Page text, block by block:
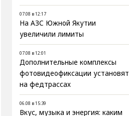
07.08 в 12:17
На АЗС Южной Якутии
увеличили лимиты
07.08 в 12:01
Дополнительные комплексы
фотовидеофиксации установят
на федтрассах
06.08 в 15:39
Вкус, музыка и энергия: каким